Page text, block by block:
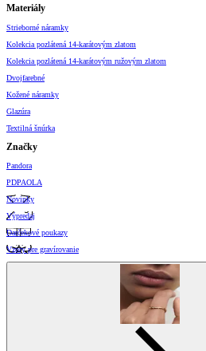
Materiály
Strieborné náramky
Kolekcia pozlátená 14-karátovým zlatom
Kolekcia pozlátená 14-karátovým ružovým zlatom
Dvojfarebné
Kožené náramky
Glazúra
Textilná šnúrka
Značky
Pandora
PDPAOLA
Novinky
Výpredaj
Darčekové poukazy
Vzory pre gravírovanie